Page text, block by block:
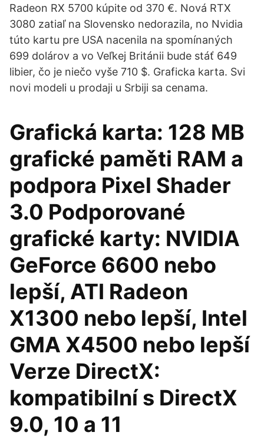
Radeon RX 5700 kúpite od 370 €. Nová RTX
3080 zatiaľ na Slovensko nedorazila, no Nvidia
túto kartu pre USA nacenila na spomínaných
699 dolárov a vo Veľkej Británii bude stáť 649
libier, čo je niečo vyše 710 $. Graficka karta. Svi
novi modeli u prodaji u Srbiji sa cenama.
Grafická karta: 128 MB
grafické paměti RAM a
podpora Pixel Shader
3.0 Podporované
grafické karty: NVIDIA
GeForce 6600 nebo
lepší, ATI Radeon
X1300 nebo lepší, Intel
GMA X4500 nebo lepší
Verze DirectX:
kompatibilní s DirectX
9.0, 10 a 11